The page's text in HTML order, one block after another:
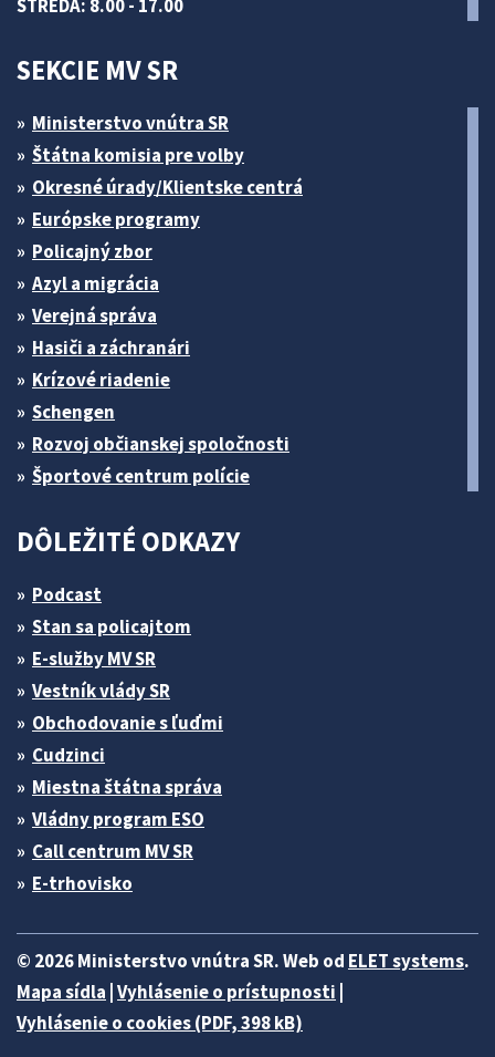
STREDA: 8.00 - 17.00
SEKCIE MV SR
Ministerstvo vnútra SR
Štátna komisia pre volby
Okresné úrady/Klientske centrá
Európske programy
Policajný zbor
Azyl a migrácia
Verejná správa
Hasiči a záchranári
Krízové riadenie
Schengen
Rozvoj občianskej spoločnosti
Športové centrum polície
DÔLEŽITÉ ODKAZY
Podcast
Stan sa policajtom
E-služby MV SR
Vestník vlády SR
Obchodovanie s ľuďmi
Cudzinci
Miestna štátna správa
Vládny program ESO
Call centrum MV SR
E-trhovisko
© 2026 Ministerstvo vnútra SR. Web od ELET systems.
Mapa sídla Vyhlásenie o prístupnosti
Vyhlásenie o cookies (PDF, 398 kB)